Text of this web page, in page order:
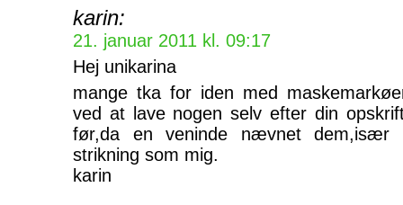
karin:
21. januar 2011 kl. 09:17
Hej unikarina
mange tka for iden med
ved at lave nogen selv efter din
før,da en veninde nævnet dem,især
strikning som mig.
karin